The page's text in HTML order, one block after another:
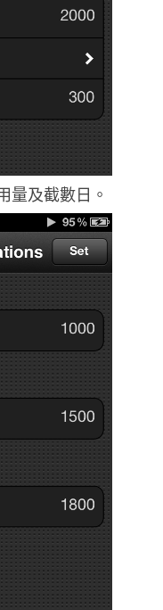
量及截數日。